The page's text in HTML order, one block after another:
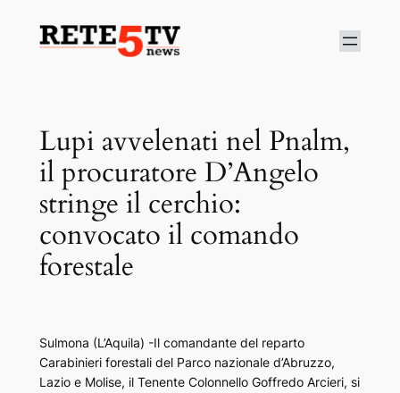
Lupi avvelenati nel Pnalm,
il procuratore D’Angelo
stringe il cerchio:
convocato il comando
forestale
Sulmona (L’Aquila) -Il comandante del reparto
Carabinieri forestali del Parco nazionale d’Abruzzo,
Lazio e Molise, il Tenente Colonnello Goffredo Arcieri, si